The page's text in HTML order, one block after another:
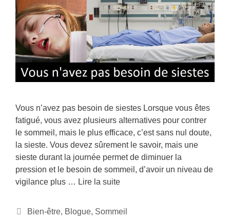
Vous n’avez pas besoin de siestes Lorsque vous êtes
fatigué, vous avez plusieurs alternatives pour contrer
le sommeil, mais le plus efficace, c’est sans nul doute,
la sieste. Vous devez sûrement le savoir, mais une
sieste durant la journée permet de diminuer la
pression et le besoin de sommeil, d’avoir un niveau de
vigilance plus … Lire la suite
Bien-être, Blogue, Sommeil